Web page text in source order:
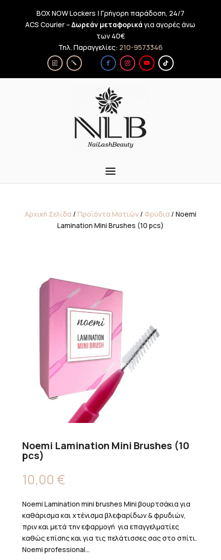
BOX NOW Lockers | Γρήγορη παράδοση, 24/7
ACS Courier –Δωρεάν μεταφορικά για αγορές άνω
των 40€
Τηλ. Παραγγελίες: 210-9573346
Αρχική Σελίδα / Προϊόντα Ματιών/ Φρύδια / Noemi
Lamination Mini Brushes (10 pcs)
Noemi Lamination Mini Brushes (10
pcs)
10,00 €
Noemi Lamination mini brushes Mini βουρτσάκια για
καθάρισμα και χτένισμα βλεφαρίδων & φρυδιών,
πριν και μετά την εφαρμογή για επαγγελματίες
καθώς επίσης και για τις πελάτισσες σας στο σπίτι.
Noemi professional...